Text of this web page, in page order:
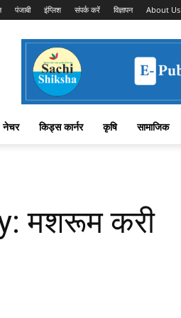
पंजाबी इंग्लिश संपर्क करें विज्ञापन About Us
नेचर किड्स कार्नर कृषि सामाजिक
मशरूम करी